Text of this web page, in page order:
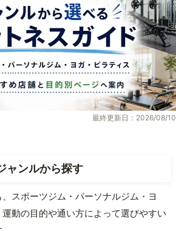
最終更新日：2026/08/10
ャンルから探す
スポーツジム・パーソナルジム・ヨ
動の目的や通い方によって選びやすい